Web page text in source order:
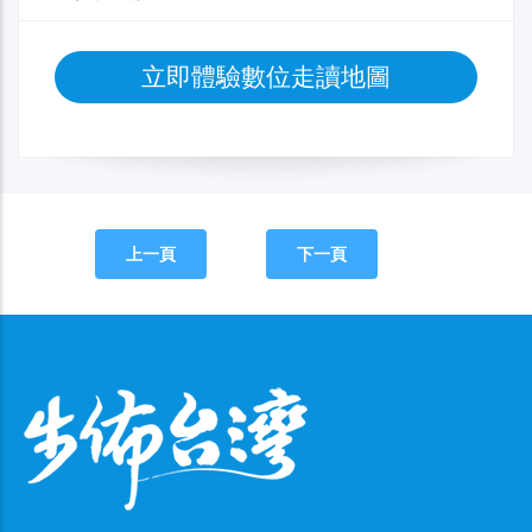
立即體驗數位走讀地圖
上一頁 下一頁